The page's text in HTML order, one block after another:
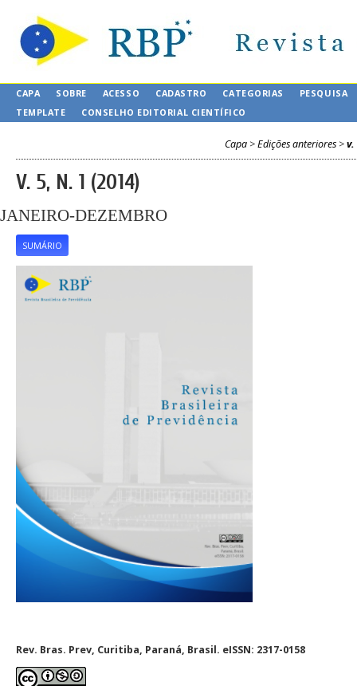
CAPA SOBRE ACESSO CADASTRO CATEGORIAS
PESQUISA
TEMPLATE
CONSELHO EDITORIAL CIENTÍFICO
Capa >Edições anteriores >v.
V. 5, N. 1 (2014)
JANEIRO-DEZEMBRO
SUMÁRIO
Rev. Bras. Prev, Curitiba, Paraná, Brasil. eISSN: 2317-0158